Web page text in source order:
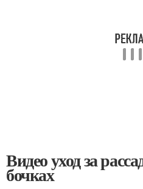
Видео уход за
бочках